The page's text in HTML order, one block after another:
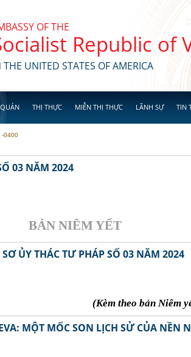
OF THE
Republic of
THE UNITED STATES OF AMERICA
THỊ THỰC MIỄN THỊ THỰC LÃNH SỰ TIN
-0400
03 NĂM 2024
YẾT
ỦY THÁC TƯ PHÁP SỐ 03 NĂM 2024
(Kèm theo bản Niêm
MỘT MỐC SON LỊCH SỬ CỦA NỀN